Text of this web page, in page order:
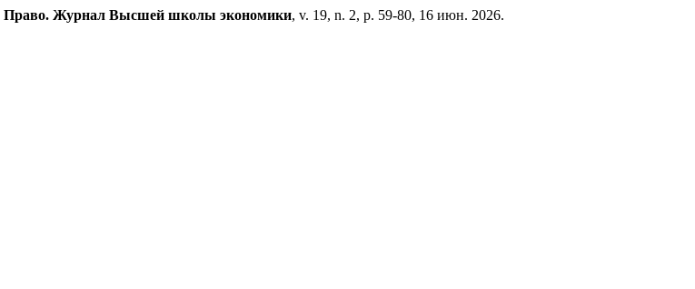
Право. Журнал Высшей школы экономики, v. 19, n. 2, p. 59-80, 16 июн. 2026.